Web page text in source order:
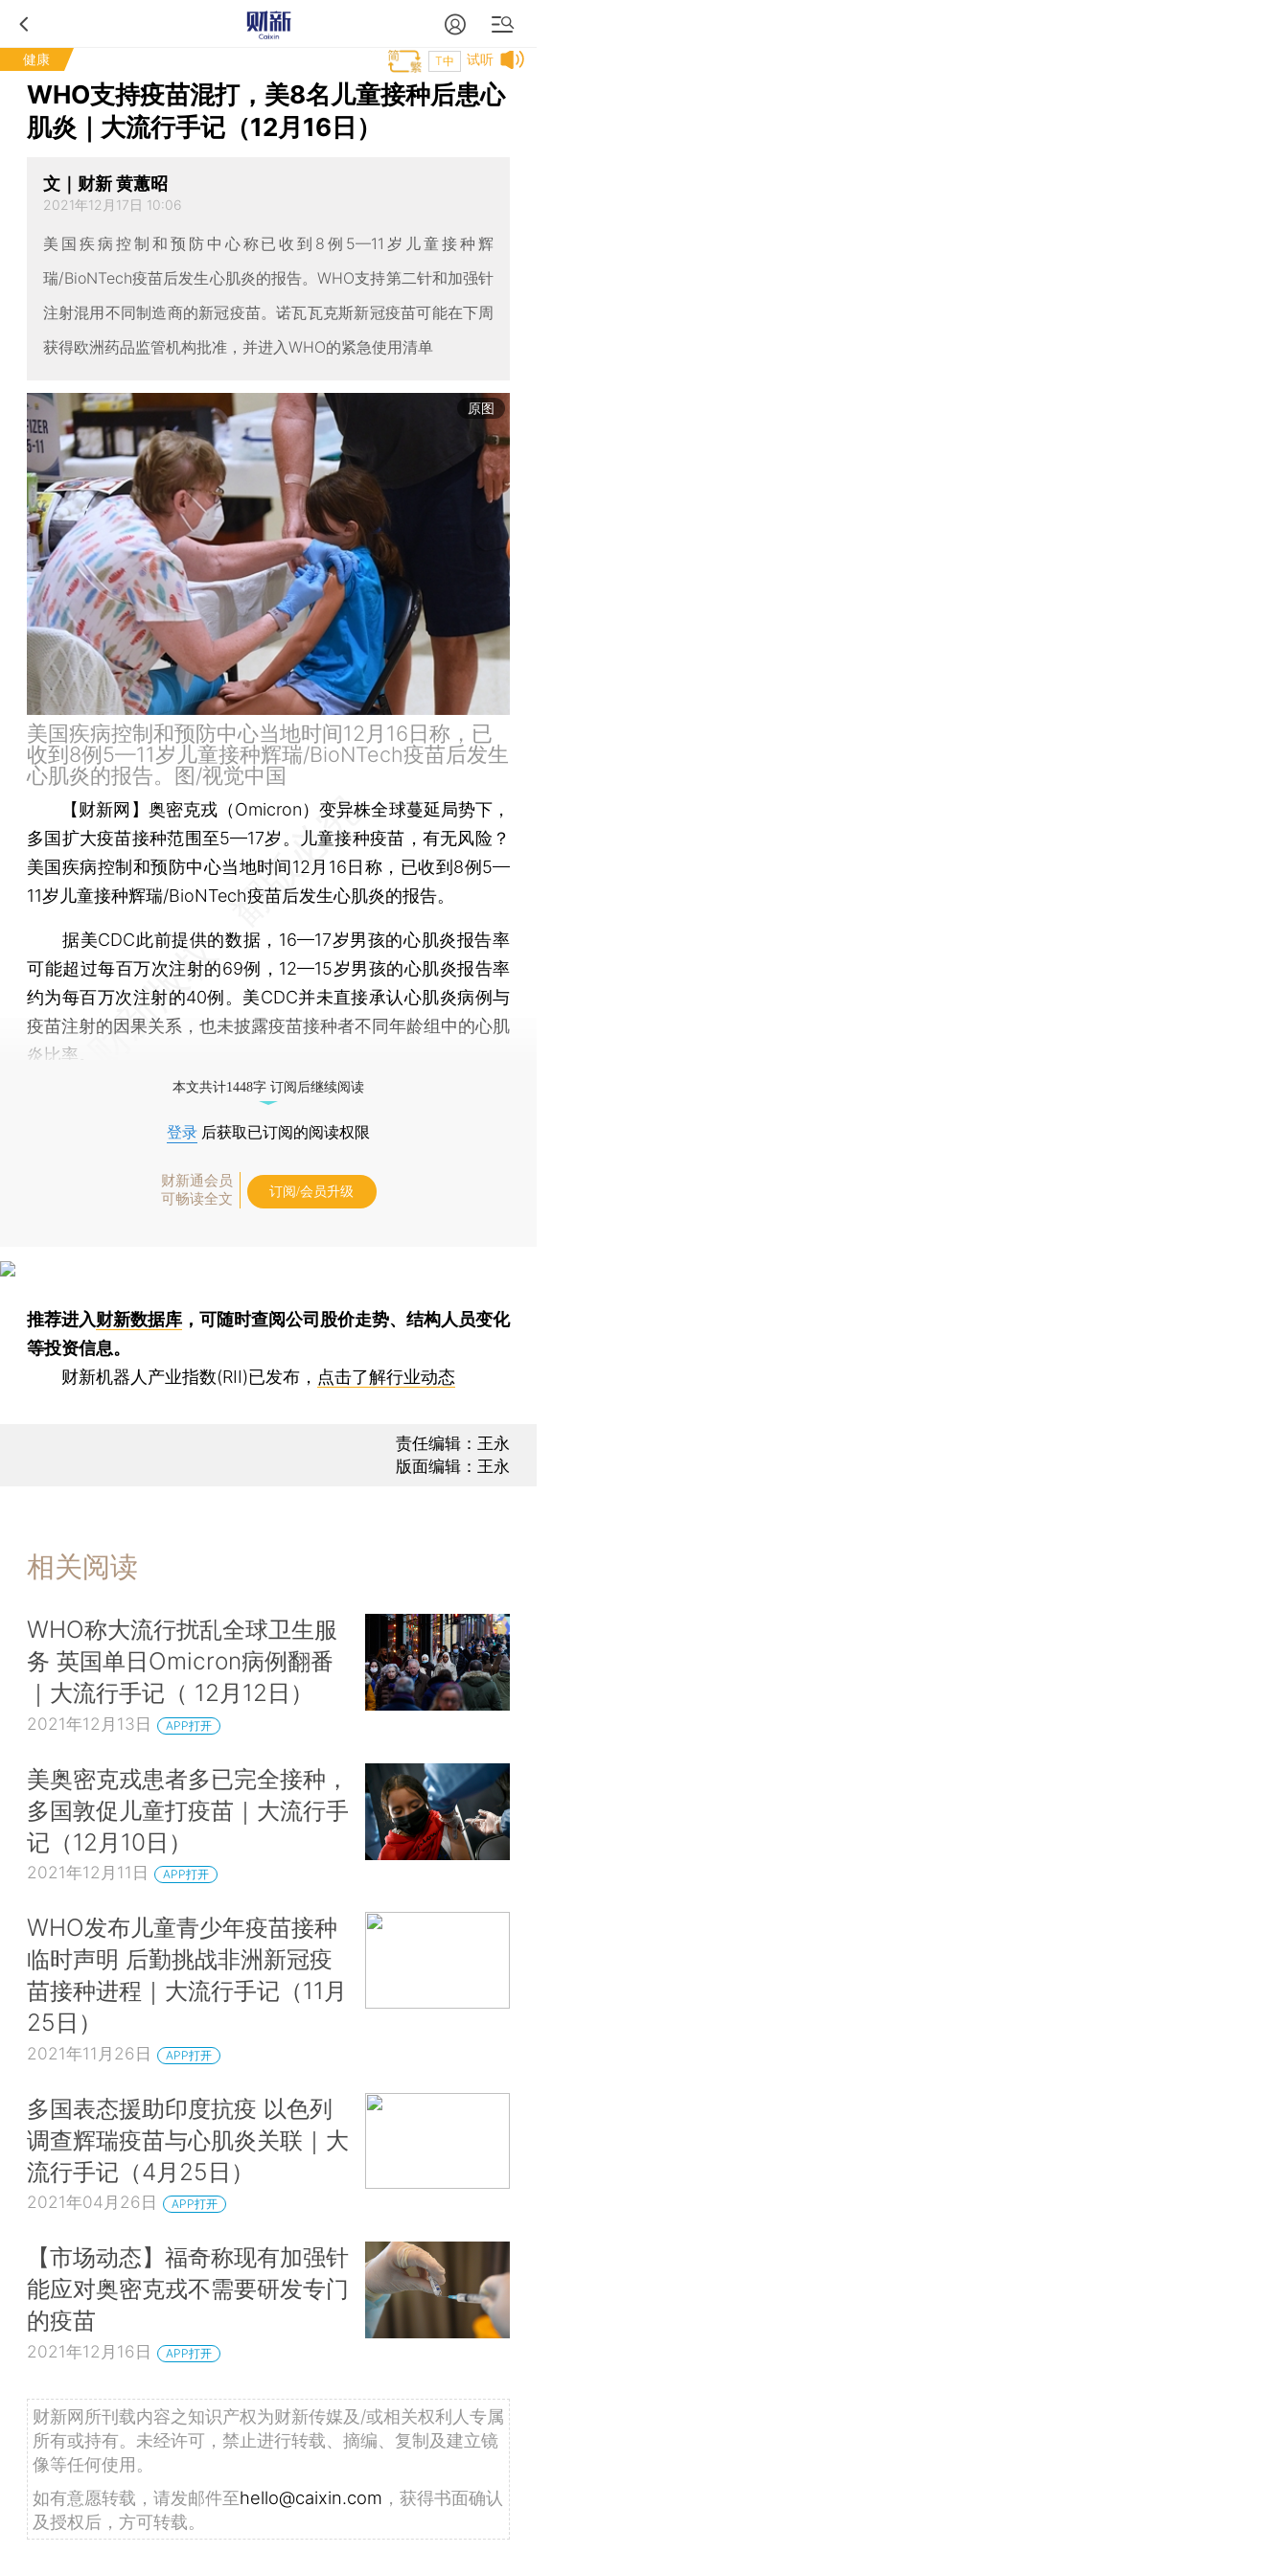
健康 试听
T中
WHO支持疫苗混打，美8名儿童接种后患心
肌炎｜大流行手记（12月16日）
文｜财新 黄蕙昭
2021年12月17日 10:06
美国疾病控制和预防中心称已收到8例5—11岁儿童接种辉
瑞/BioNTech疫苗后发生心肌炎的报告。WHO支持第二针和加强针
注射混用不同制造商的新冠疫苗。诺瓦瓦克斯新冠疫苗可能在下周
获得欧洲药品监管机构批准，并进入WHO的紧急使用清单
原图
美国疾病控制和预防中心当地时间12月16日称，已
收到8例5—11岁儿童接种辉瑞/BioNTech疫苗后发生
心肌炎的报告。图/视觉中国
【财新网】 奥密克戎（Omicron）变异株全球蔓延局势下，
多国扩大疫苗接种范围至5—17岁。儿童接种疫苗，有无风险？
美国疾病控制和预防中心当地时间12月16日称，已收到8例5—
11岁儿童接种辉瑞/BioNTech疫苗后发生心肌炎的报告。
据美CDC此前提供的数据，16—17岁男孩的心肌炎报告率
可能超过每百万次注射的69例，12—15岁男孩的心肌炎报告率
约为每百万次注射的40例。美CDC并未直接承认心肌炎病例与
疫苗注射的因果关系，也未披露疫苗接种者不同年龄组中的心肌
炎比率。
本文共计1448字 订阅后继续阅读
登录 后获取已订阅的阅读权限
财新通会员
可畅读全文
订阅/会员升级
推荐进入财新数据库 ，可随时查阅公司股价走势、结构人员变化
等投资信息。
财新机器人产业指数(RII)已发布， 点击了解行业动态
责任编辑：王永
版面编辑：王永
相关阅读
WHO称大流行扰乱全球卫生服
务 英国单日Omicron病例翻番
｜大流行手记（ 12月12日）
2021年12月13日 APP打开
美奥密克戎患者多已完全接种，
多国敦促儿童打疫苗｜大流行手
记（12月10日）
2021年12月11日 APP打开
WHO发布儿童青少年疫苗接种
临时声明 后勤挑战非洲新冠疫
苗接种进程｜大流行手记（11月
25日）
2021年11月26日 APP打开
多国表态援助印度抗疫 以色列
调查辉瑞疫苗与心肌炎关联｜大
流行手记（4月25日）
2021年04月26日 APP打开
【市场动态】福奇称现有加强针
能应对奥密克戎不需要研发专门
的疫苗
2021年12月16日 APP打开
财新网所刊载内容之知识产权为财新传媒及/或相关权利人专属
所有或持有。未经许可，禁止进行转载、摘编、复制及建立镜
像等任何使用。
如有意愿转载，请发邮件至hello@caixin.com ，获得书面确认
及授权后，方可转载。